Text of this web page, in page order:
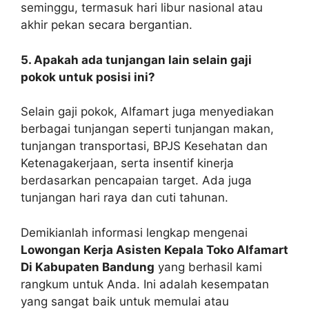
seminggu, termasuk hari libur nasional atau
akhir pekan secara bergantian.
5. Apakah ada tunjangan lain selain gaji
pokok untuk posisi ini?
Selain gaji pokok, Alfamart juga menyediakan
berbagai tunjangan seperti tunjangan makan,
tunjangan transportasi, BPJS Kesehatan dan
Ketenagakerjaan, serta insentif kinerja
berdasarkan pencapaian target. Ada juga
tunjangan hari raya dan cuti tahunan.
Demikianlah informasi lengkap mengenai
Lowongan Kerja Asisten Kepala Toko Alfamart
Di Kabupaten Bandung yang berhasil kami
rangkum untuk Anda. Ini adalah kesempatan
yang sangat baik untuk memulai atau